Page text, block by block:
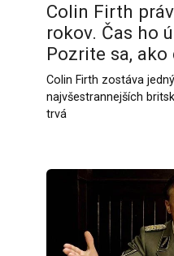
Colin Firth
rokov. Čas ho
Pozrite sa, ako
Colin Firth zostáva
najvšestrannejších
trvá